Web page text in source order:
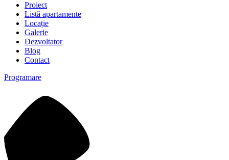
Proiect
Listă apartamente
Locație
Galerie
Dezvoltator
Blog
Contact
Programare